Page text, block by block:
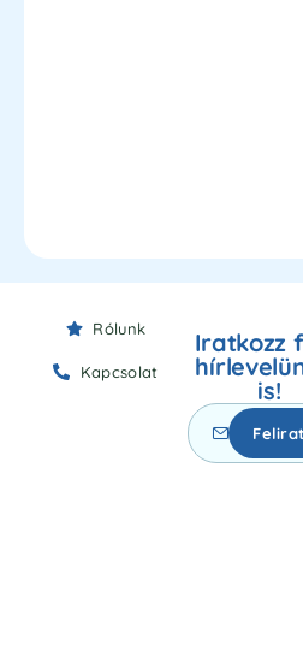
Rólunk
Kapcsolat
Iratkozz
is!